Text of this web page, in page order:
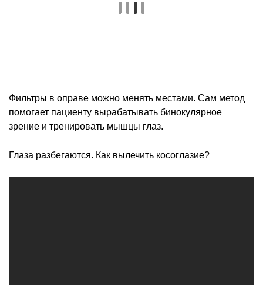
Фильтры в оправе можно менять местами. Сам метод
помогает пациенту вырабатывать бинокулярное
зрение и тренировать мышцы глаз.
Глаза разбегаются. Как вылечить косоглазие?